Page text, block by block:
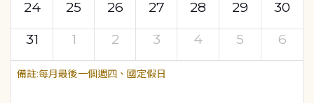
24
25 26 27 28 29
30
31
1 2 3 4 5 6
每月最後一個週四、國定假日